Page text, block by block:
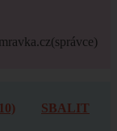
(správce)
SBALIT